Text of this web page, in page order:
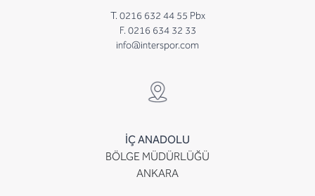
T. 0216 632 44 55 Pbx
F. 0216 634 32 33
info@interspor.com
İÇ ANADOLU
BÖLGE MÜDÜRLÜĞÜ
ANKARA